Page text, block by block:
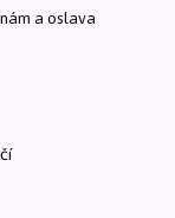
a oslava